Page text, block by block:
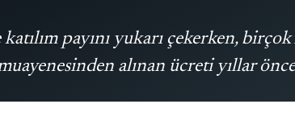
payını yukarı çekerken,
alınan ücreti yıllar önce